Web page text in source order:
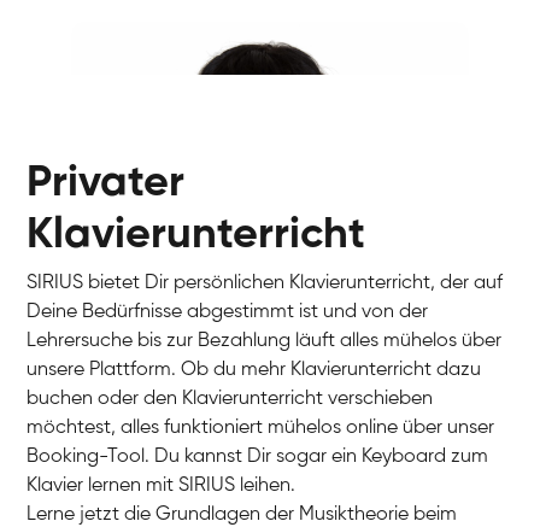
Charlotte
Klavier / Piano / Flügel
Privater
Klavierunterricht
SIRIUS bietet Dir persönlichen Klavierunterricht, der auf
Deine Bedürfnisse abgestimmt ist und von der
Lehrersuche bis zur Bezahlung läuft alles mühelos über
unsere Plattform. Ob du mehr Klavierunterricht dazu
buchen oder den Klavierunterricht verschieben
möchtest, alles funktioniert mühelos online über unser
Booking-Tool. Du kannst Dir sogar ein Keyboard zum
Klavier lernen mit SIRIUS leihen.
Lerne jetzt die Grundlagen der Musiktheorie beim